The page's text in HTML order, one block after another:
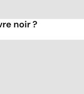
noir ?